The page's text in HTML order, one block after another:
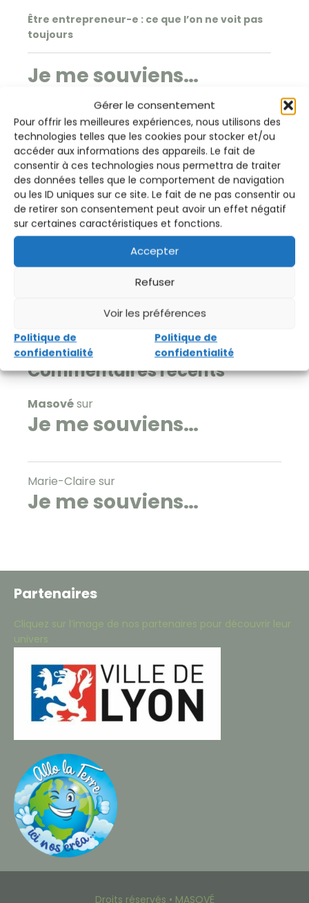
Gérer le consentement
Pour offrir les meilleures expériences, nous utilisons des
technologies telles que les cookies pour stocker et/ou
accéder aux informations des appareils. Le fait de
consentir à ces technologies nous permettra de traiter
des données telles que le comportement de navigation
ou les ID uniques sur ce site. Le fait de ne pas consentir ou
de retirer son consentement peut avoir un effet négatif
sur certaines caractéristiques et fonctions.
Accepter
Refuser
Voir les préférences
Politique de
confidentialité
Politique de
confidentialité
Être entrepreneur-e : ce que l’on ne voit pas
toujours
Je me souviens…
Que devrais-tu
rechercher chez un
thérapeute ?
LES BIENFAITS DU CROCHET
Commentaires récents
Masovésur
Je me souviens…
Marie-Claire sur
Je me souviens…
Partenaires
Cliquez sur l’image de nos partenaires pour découvrir leur
univers
Droits réservés • MASOVÉ